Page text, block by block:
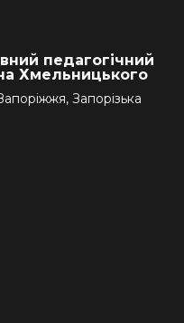
педагогічний
Хмельницького
Запорізька